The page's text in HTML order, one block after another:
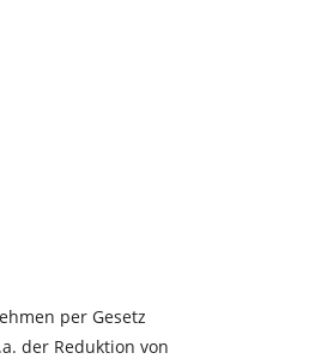
per Gesetz
der Reduktion von